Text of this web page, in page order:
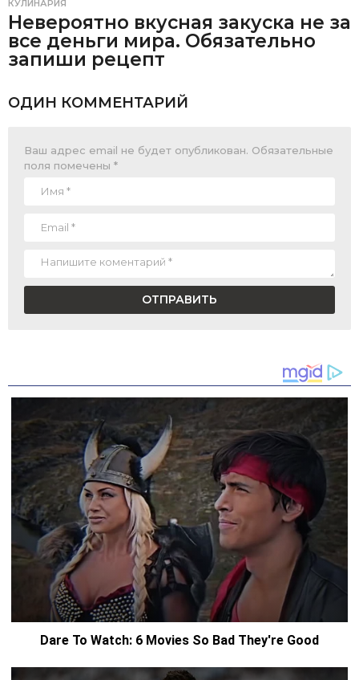
КУЛИНАРИЯ
Невероятно вкусная закуска не за
все деньги мира. Обязательно
запиши рецепт
ОДИН КОММЕНТАРИЙ
Ваш адрес email не будет опубликован. Обязательные
поля помечены *